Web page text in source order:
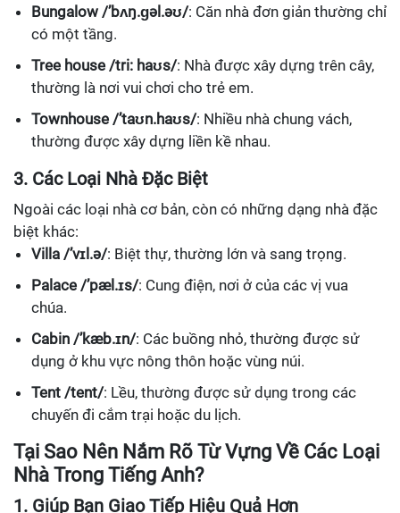
Bungalow /’bʌŋ.ɡəl.əʊ/: Căn nhà đơn giản thường chỉ
có một tầng.
Tree house /tri: haʊs/: Nhà được xây dựng trên cây,
thường là nơi vui chơi cho trẻ em.
Townhouse /’taʊn.haʊs/: Nhiều nhà chung vách,
thường được xây dựng liền kề nhau.
3. Các Loại Nhà Đặc Biệt
Ngoài các loại nhà cơ bản, còn có những dạng nhà đặc
biệt khác:
Villa /’vɪl.ə/: Biệt thự, thường lớn và sang trọng.
Palace /’pæl.ɪs/: Cung điện, nơi ở của các vị vua
chúa.
Cabin /’kæb.ɪn/: Các buồng nhỏ, thường được sử
dụng ở khu vực nông thôn hoặc vùng núi.
Tent /tent/: Lều, thường được sử dụng trong các
chuyến đi cắm trại hoặc du lịch.
Tại Sao Nên Nắm Rõ Từ Vựng Về Các Loại
Nhà Trong Tiếng Anh?
1. Giúp Bạn Giao Tiếp Hiệu Quả Hơn